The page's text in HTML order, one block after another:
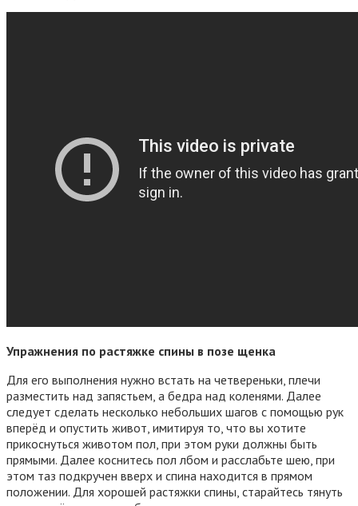
Упражнения по растяжке спины в позе щенка
Для его выполнения нужно встать на четвереньки, плечи
разместить над запястьем, а бедра над коленями. Далее
следует сделать несколько небольших шагов с помощью рук
вперёд и опустить живот, имитируя то, что вы хотите
прикоснуться животом пол, при этом руки должны быть
прямыми. Далее коснитесь пол лбом и расслабьте шею, при
этом таз подкручен вверх и спина находится в прямом
положении. Для хорошей растяжки спины, старайтесь тянуть